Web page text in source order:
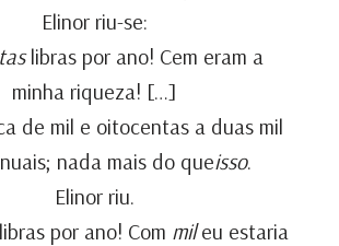
Elinor riu-se:
libras por ano! Cem eram a
minha riqueza! […]
de mil e oitocentas a duas mil
nada mais do queisso.
Elinor riu.
por ano! Com mileu estaria